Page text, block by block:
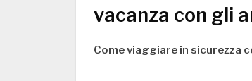
vacanza con gli
Come viaggiare in sicurezza